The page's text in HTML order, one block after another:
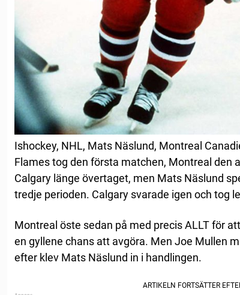
Ishockey, NHL, Mats Näslund, Montreal
Flames tog den första matchen, Montreal den
Calgary länge övertaget, men Mats Näslund
tredje perioden. Calgary svarade igen och tog
Montreal öste sedan på med precis ALLT för
en gyllene chans att avgöra. Men Joe Mullen
efter klev Mats Näslund in i handlingen.